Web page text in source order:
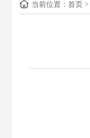
当前位置： 首页>